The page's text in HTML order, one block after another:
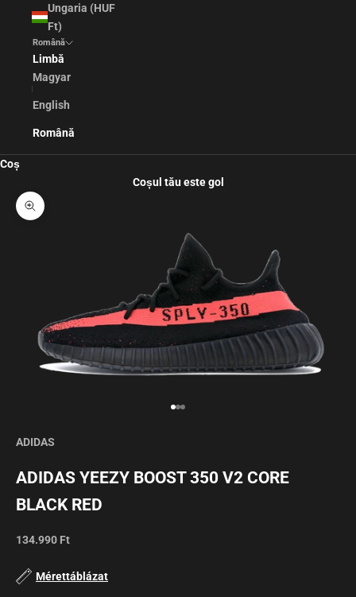
Ungaria (HUF
Ft)
Română
Limbă
Magyar
English
Română
Coș
Coșul tău este gol
Mărește
Mergi la articolul 1
Mergi la articolul 2
Mergi la articolul 3
ADIDAS
ADIDAS YEEZY BOOST 350 V2 CORE
BLACK RED
Preț redus
134.990 Ft
Mérettáblázat